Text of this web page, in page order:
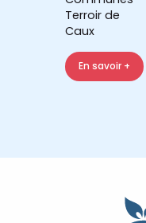
Terroir de
Caux
En savoir +